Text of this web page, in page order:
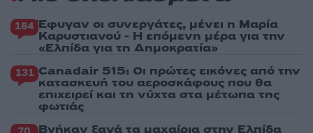
184 Έφυγαν οι συνεργάτες, μένει η Μαρία
Καρυστιανού - Η επόμενη μέρα για την
«Ελπίδα για τη Δημοκρατία»
131 Canadair 515: Οι πρώτες εικόνες από την
κατασκευή του αεροσκάφους που θα
επιχειρεί και τη νύχτα στα μέτωπα της
φωτιάς
Βγήκαν ξανά τα μαχαίρια στην Ελπίδα